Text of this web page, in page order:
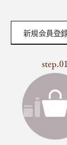
新規会員登
step.01